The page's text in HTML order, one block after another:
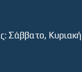
Σάββατο,